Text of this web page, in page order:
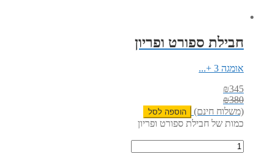
חבילת ספורט ופריון
אומגה 3 +...
₪345
₪380
(משלוח חינם)
הוספה לסל
כמות של חבילת ספורט ופריון